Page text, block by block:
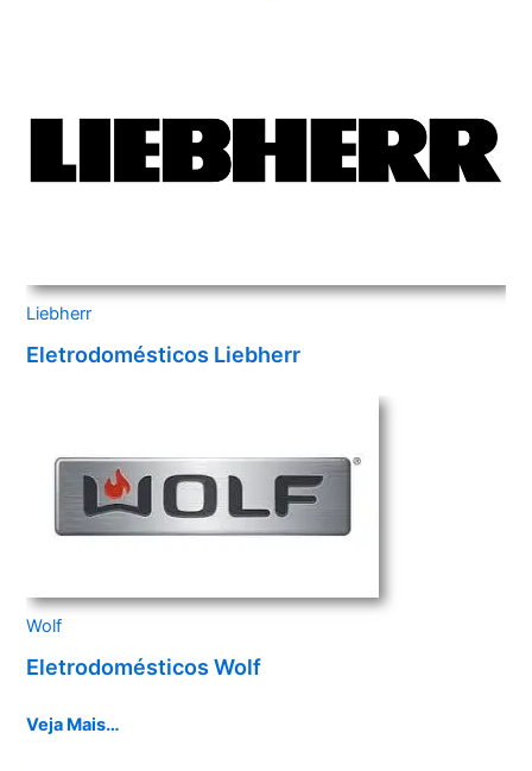
Liebherr
Eletrodomésticos Liebherr
Wolf
Eletrodomésticos Wolf
Veja Mais…